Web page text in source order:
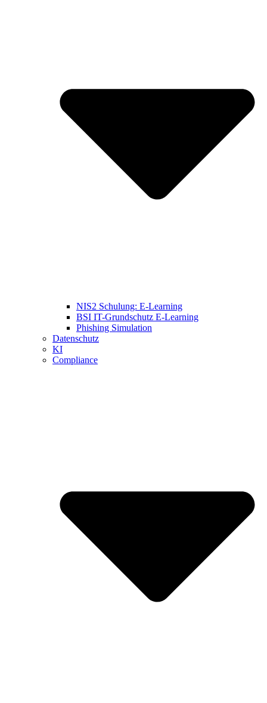
NIS2 Schulung: E-Learning
BSI IT-Grundschutz E-Learning
Phishing Simulation
Datenschutz
KI
Compliance